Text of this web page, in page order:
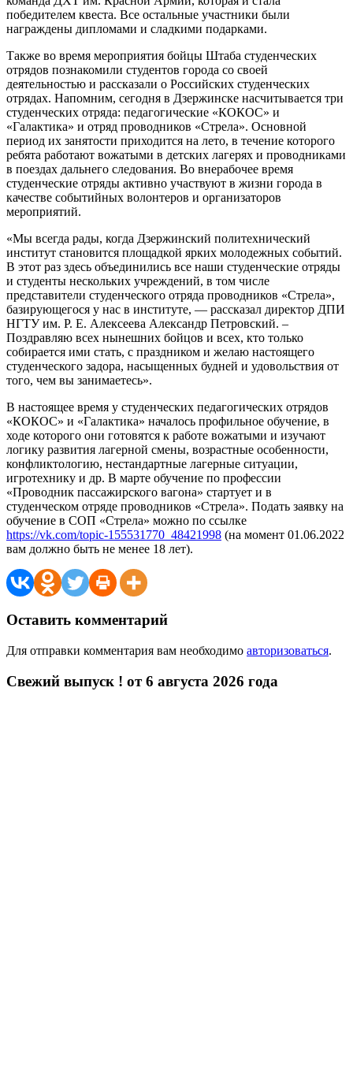
победителем квеста. Все остальные участники были
награждены дипломами и сладкими подарками.
Также во время мероприятия бойцы Штаба студенческих
отрядов познакомили студентов города со своей
деятельностью и рассказали о Российских студенческих
отрядах. Напомним, сегодня в Дзержинске насчитывается три
студенческих отряда: педагогические «КОКОС» и
«Галактика» и отряд проводников «Стрела». Основной
период их занятости приходится на лето, в течение которого
ребята работают вожатыми в детских лагерях и проводниками
в поездах дальнего следования. Во внерабочее время
студенческие отряды активно участвуют в жизни города в
качестве событийных волонтеров и организаторов
мероприятий.
«Мы всегда рады, когда Дзержинский политехнический
институт становится площадкой ярких молодежных событий.
В этот раз здесь объединились все наши студенческие отряды
и студенты нескольких учреждений, в том числе
представители студенческого отряда проводников «Стрела»,
базирующегося у нас в институте, — рассказал директор ДПИ
НГТУ им. Р. Е. Алексеева Александр Петровский. –
Поздравляю всех нынешних бойцов и всех, кто только
собирается ими стать, с праздником и желаю настоящего
студенческого задора, насыщенных будней и удовольствия от
того, чем вы занимаетесь».
В настоящее время у студенческих педагогических отрядов
«КОКОС» и «Галактика» началось профильное обучение, в
ходе которого они готовятся к работе вожатыми и изучают
логику развития лагерной смены, возрастные особенности,
конфликтологию, нестандартные лагерные ситуации,
игротехнику и др. В марте обучение по профессии
«Проводник пассажирского вагона» стартует и в
студенческом отряде проводников «Стрела». Подать заявку на
обучение в СОП «Стрела» можно по ссылке
https://vk.com/topic-155531770_48421998 (на момент 01.06.2022
вам должно быть не менее 18 лет).
Оставить комментарий
Для отправки комментария вам необходимо авторизоваться.
Свежий выпуск ! от 6 августа 2026 года